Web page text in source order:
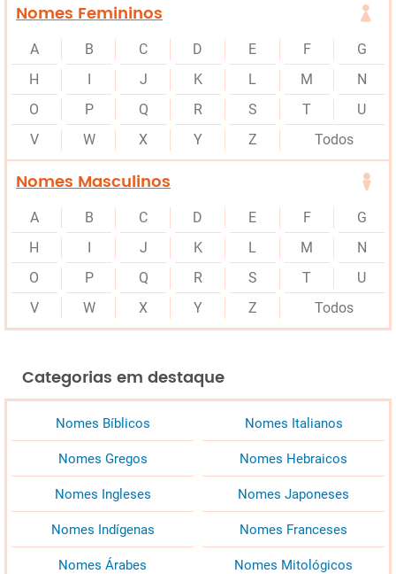
Nomes Femininos
A B C D E F
G
H
J K L M
N
O
P Q R S T
U
V
W X Y Z Todos
Nomes Masculinos
A B C D E F
G
H
J K L M
N
O
P Q R S T
U
V
W X Y Z Todos
Categorias em destaque
Nomes Bíblicos Nomes Italianos
Nomes Gregos Nomes Hebraicos
Nomes Ingleses Nomes Japoneses
Nomes Indígenas Nomes Franceses
Nomes Árabes Nomes Mitológicos